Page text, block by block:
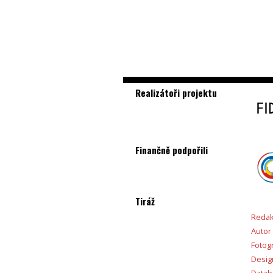
Realizátoři projektu
Finančně podpořili
Tiráž
Autor